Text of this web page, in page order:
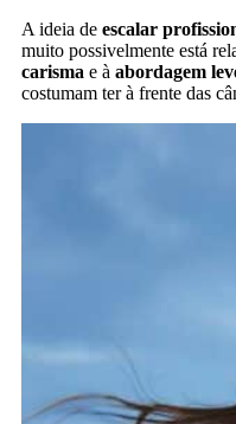
A ideia de escalar
muito possivelmente está
carisma e à abordagem
costumam ter à frente das